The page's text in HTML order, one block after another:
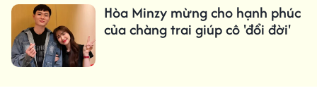
Hòa Minzy mừng cho hạnh phúc
của chàng trai giúp cô 'đổi đời'